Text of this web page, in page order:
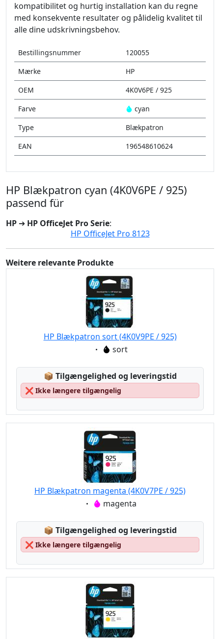
kompatibilitet og hurtig installation kan du regne
med konsekvente resultater og pålidelig kvalitet til
alle dine udskrivningsbehov.
Bestillingsnummer
120055
Mærke
HP
OEM
4K0V6PE / 925
Farve
cyan
Type
Blækpatron
EAN
196548610624
HP Blækpatron cyan (4K0V6PE / 925)
passend für
HP ➔ HP OfficeJet Pro Serie:
HP OfficeJet Pro 8123
Weitere relevante Produkte
HP Blækpatron sort (4K0V9PE / 925)
Eigenschaft:
sort
📦 Lagerstatus:
Tilgængelighed og leveringstid
❌ Ikke længere tilgængelig
HP Blækpatron magenta (4K0V7PE / 925)
Eigenschaft:
magenta
📦 Lagerstatus:
Tilgængelighed og leveringstid
❌ Ikke længere tilgængelig